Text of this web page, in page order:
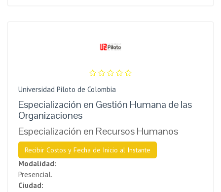
Universidad Piloto de Colombia
Especialización en Gestión Humana de las
Organizaciones
Especialización en Recursos Humanos
Recibir Costos y Fecha de Inicio al Instante
Modalidad:
Presencial.
Ciudad: